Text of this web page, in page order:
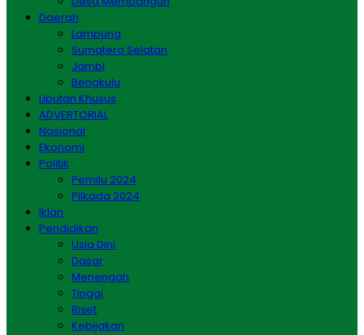
Daerah
Lampung
Sumatera Selatan
Jambi
Bengkulu
Liputan Khusus
ADVERTORIAL
Nasional
Ekonomi
Politik
Pemilu 2024
Pilkada 2024
Iklan
Pendidikan
Usia Dini
Dasar
Menengah
Tinggi
Riset
Kebijakan